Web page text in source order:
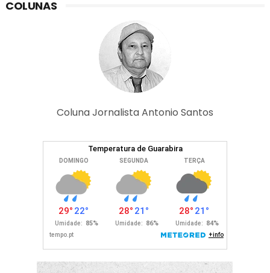
COLUNAS
Coluna Jornalista Antonio Santos